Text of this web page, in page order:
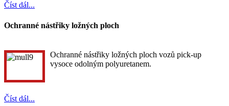
Číst dál...
Ochranné nástřiky ložných ploch
Ochranné nástřiky ložných ploch vozů pick-up
vysoce odolným polyuretanem.
Číst dál...